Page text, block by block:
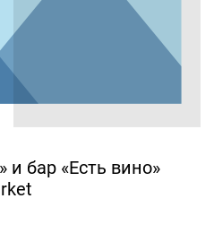
и бар «Есть вино»